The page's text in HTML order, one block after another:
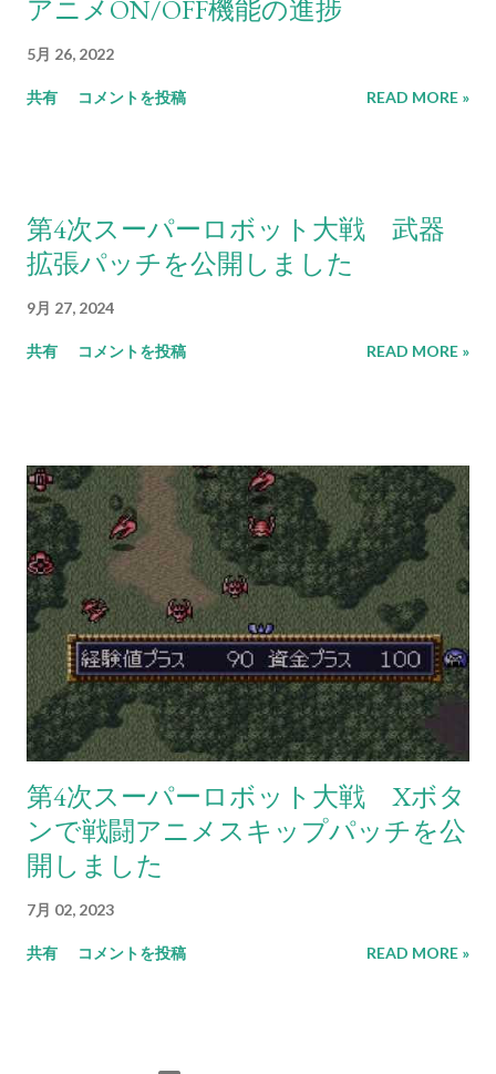
アニメON/OFF機能の進捗
5月 26, 2022
共有 コメントを投稿 READ MORE »
第4次スーパーロボット大戦 武器
拡張パッチを公開しました
9月 27, 2024
共有 コメントを投稿 READ MORE »
第4次スーパーロボット大戦 Xボタ
ンで戦闘アニメスキップパッチを公
開しました
7月 02, 2023
共有 コメントを投稿 READ MORE »